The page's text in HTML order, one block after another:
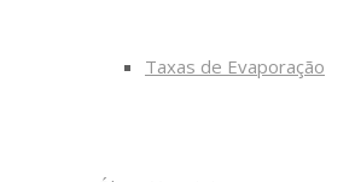
Taxas de Evaporação